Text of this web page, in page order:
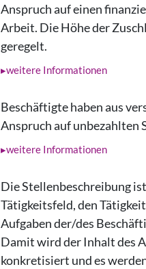
Anspruch auf einen
Arbeit. Die Höhe der
geregelt.
weitere Informationen
Beschäftigte haben aus
Anspruch auf unbezahlten
weitere Informationen
Die Stellenbeschreibung
Tätigkeitsfeld, den
Aufgaben der/des
Damit wird der Inhalt des
konkretisiert und es